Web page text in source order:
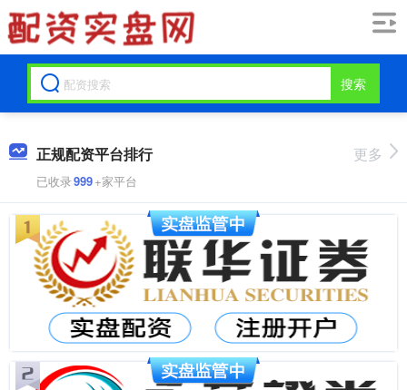
搜索
正规配资平台排行
已收录999+家平台
更多